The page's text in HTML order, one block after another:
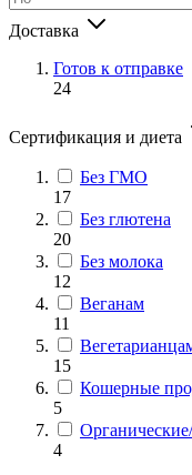
Доставка
Готов к отправке
24
Сертификация и диета
Без ГМО
17
Без глютена
20
Без молока
12
Веганам
11
15
Кошерные
5
4